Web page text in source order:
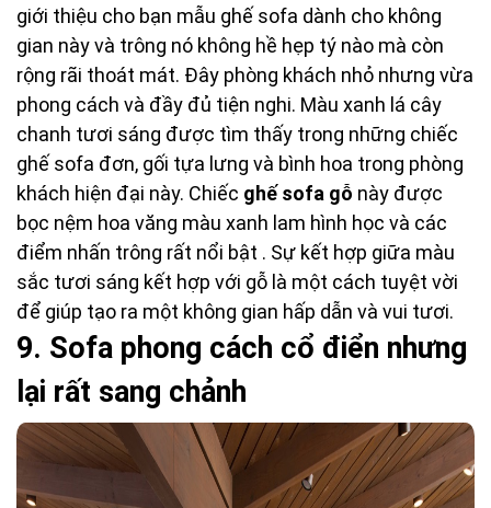
giới thiệu cho bạn mẫu ghế sofa dành cho không
gian này và trông nó không hề hẹp tý nào mà còn
rộng rãi thoát mát. Đây phòng khách nhỏ nhưng vừa
phong cách và đầy đủ tiện nghi. Màu xanh lá cây
chanh tươi sáng được tìm thấy trong những chiếc
ghế sofa đơn, gối tựa lưng và bình hoa trong phòng
khách hiện đại này. Chiếc ghế sofa gỗ này được
bọc nệm hoa văng màu xanh lam hình học và các
điểm nhấn trông rất nổi bật . Sự kết hợp giữa màu
sắc tươi sáng kết hợp với gỗ là một cách tuyệt vời
để giúp tạo ra một không gian hấp dẫn và vui tươi.
9. Sofa phong cách cổ điển nhưng
lại rất sang chảnh